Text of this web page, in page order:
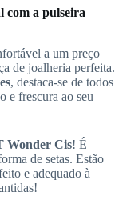
com a pulseira
a um preço
de joalheria perfeita.
, destaca-se de todos
e frescura ao seu
Wonder Cis! É
de setas. Estão
e adequado à